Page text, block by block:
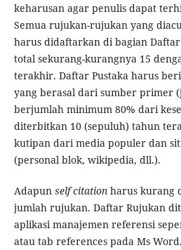
keharusan agar penulis dapat
Semua rujukan-rujukan yang
harus didaftarkan di bagian
total sekurang-kurangnya 15
terakhir. Daftar Pustaka harus
yang berasal dari sumber primer
berjumlah minimum 80% dari
diterbitkan 10 (sepuluh) tahun
kutipan dari media populer dan
(personal blok, wikipedia, dll.).
Adapun self citationharus kurang
jumlah rujukan. Daftar Rujukan
aplikasi manajemen referensi
atau tab references pada Ms